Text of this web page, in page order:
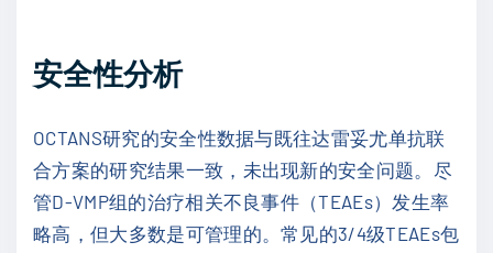
安全性分析
OCTANS研究的安全性数据与既往达雷妥尤单抗联
合方案的研究结果一致，未出现新的安全问题。尽
管D-VMP组的治疗相关不良事件（TEAEs）发生率
略高，但大多数是可管理的。常见的3/4级TEAEs包